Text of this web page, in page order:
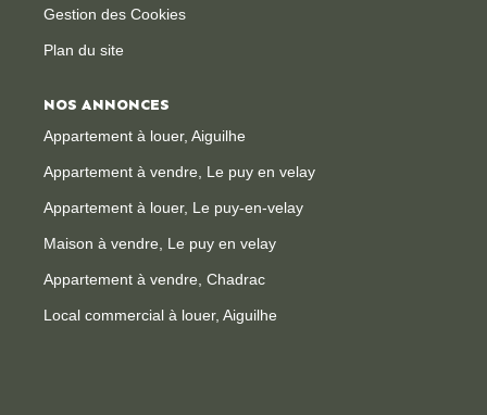
Gestion des Cookies
Plan du site
NOS ANNONCES
Appartement à louer, Aiguilhe
Appartement à vendre, Le puy en velay
Appartement à louer, Le puy-en-velay
Maison à vendre, Le puy en velay
Appartement à vendre, Chadrac
Local commercial à louer, Aiguilhe